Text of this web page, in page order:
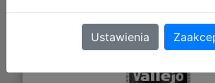
Ustawienia